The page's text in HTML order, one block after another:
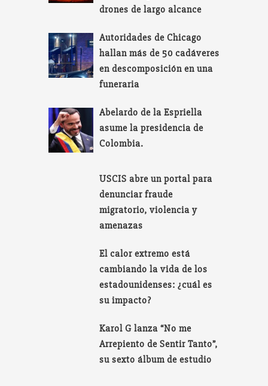
drones de largo alcance
Autoridades de Chicago
hallan más de 50 cadáveres
en descomposición en una
funeraria
Abelardo de la Espriella
asume la presidencia de
Colombia.
USCIS abre un portal para
denunciar fraude
migratorio, violencia y
amenazas
El calor extremo está
cambiando la vida de los
estadounidenses: ¿cuál es
su impacto?
Karol G lanza “No me
Arrepiento de Sentir Tanto”,
su sexto álbum de estudio